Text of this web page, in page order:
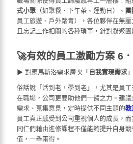
式小聚（如聚餐、下午茶、運動日）、
員工旅遊、戶外踏青），各位夥伴在無
且忘記工作相關的各種瑣事，針對凝聚
🚀有效的員工激勵方案 6
▶ 對應馬斯洛需求層次「自我實現需求」
俗話說「活到老，學到老」，尤其是員
在職場，公司更要助他們一臂之力。建
需求、蒐集意見，定時提供不同主題的
員工真正感受到公司重視個人的成長，
同仁們藉由進修課程不僅能夠提升自身
值，一舉兩得。